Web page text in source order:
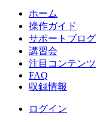
ホーム
操作ガイド
サポートブログ
講習会
注目コンテンツ
FAQ
収録情報
ログイン